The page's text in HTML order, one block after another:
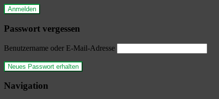
Passwort vergessen
Benutzername oder E-Mail-Adresse
Navigation